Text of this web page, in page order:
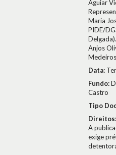
Aguiar
Maria
PIDE/
Anjos
Data:
Fundo:
Castro
Tipo
Direitos:
A
exige